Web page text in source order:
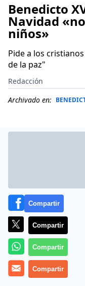
Benedicto
Navidad
niños»
Pide a los
de la paz"
Redacción
Archivado en:
Más información
Compartir
Compartir
Compartir
Compartir